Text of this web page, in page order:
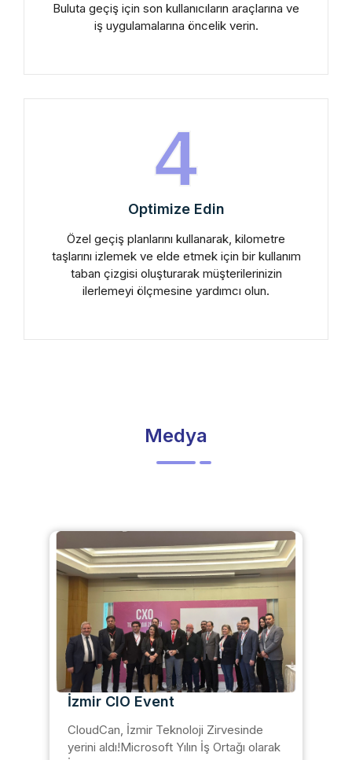
Buluta geçiş için son kullanıcıların araçlarına ve
iş uygulamalarına öncelik verin.
4
Optimize Edin
Özel geçiş planlarını kullanarak, kilometre
taşlarını izlemek ve elde etmek için bir kullanım
taban çizgisi oluşturarak müşterilerinizin
ilerlemeyi ölçmesine yardımcı olun.
Medya
İzmir CIO Event
CloudCan, İzmir Teknoloji Zirvesinde
yerini aldı!Microsoft Yılın İş Ortağı olarak